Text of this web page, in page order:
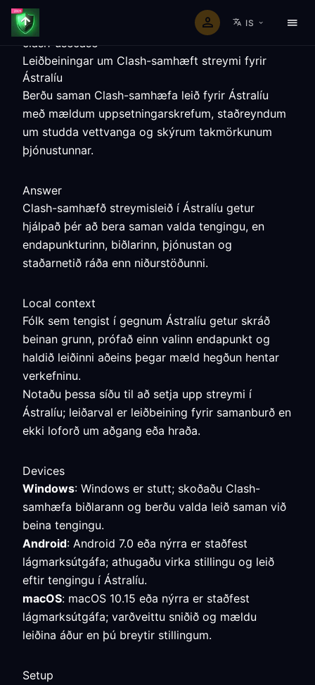
IS
clash-usecase
Leiðbeiningar um Clash-samhæft streymi fyrir
Ástralíu
Berðu saman Clash-samhæfa leið fyrir Ástralíu
með mældum uppsetningarskrefum, staðreyndum
um studda vettvanga og skýrum takmörkunum
þjónustunnar.
Answer
Clash-samhæfð streymisleið í Ástralíu getur
hjálpað þér að bera saman valda tengingu, en
endapunkturinn, biðlarinn, þjónustan og
staðarnetið ráða enn niðurstöðunni.
Local context
Fólk sem tengist í gegnum Ástralíu getur skráð
beinan grunn, prófað einn valinn endapunkt og
haldið leiðinni aðeins þegar mæld hegðun hentar
verkefninu.
Notaðu þessa síðu til að setja upp streymi í
Ástralíu; leiðarval er leiðbeining fyrir samanburð en
ekki loforð um aðgang eða hraða.
Devices
Windows: Windows er stutt; skoðaðu Clash-
samhæfa biðlarann og berðu valda leið saman við
beina tengingu.
Android: Android 7.0 eða nýrra er staðfest
lágmarksútgáfa; athugaðu virka stillingu og leið
eftir tengingu í Ástralíu.
macOS: macOS 10.15 eða nýrra er staðfest
lágmarksútgáfa; varðveittu sniðið og mældu
leiðina áður en þú breytir stillingum.
Setup